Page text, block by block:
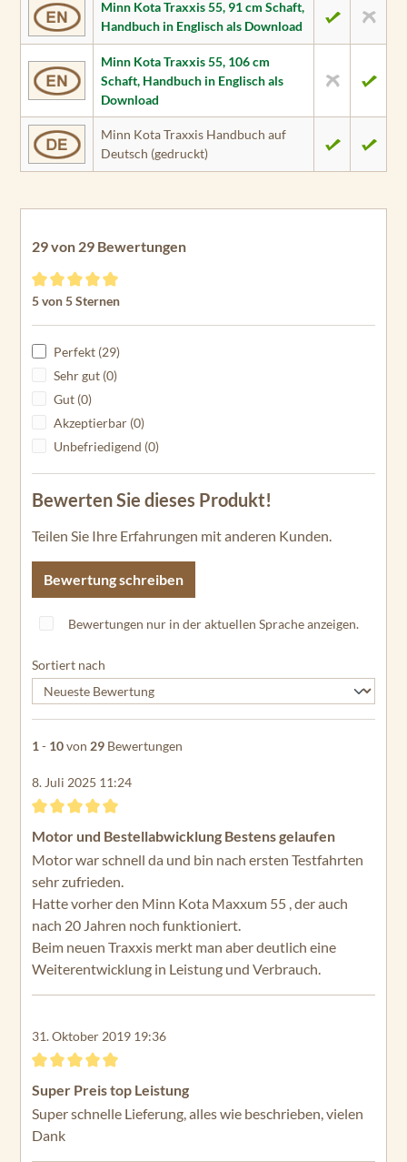
Minn Kota Traxxis 55, 91 cm Schaft,
Handbuch in Englisch als Download
Minn Kota Traxxis 55, 106 cm
Schaft, Handbuch in Englisch als
Download
Minn Kota Traxxis Handbuch auf
Deutsch (gedruckt)
29 von 29 Bewertungen
Durchschnittliche Bewertung von 5 von 5 Sternen
5 von 5 Sternen
Perfekt (29)
Sehr gut (0)
Gut (0)
Akzeptierbar (0)
Unbefriedigend (0)
Bewerten Sie dieses Produkt!
Teilen Sie Ihre Erfahrungen mit anderen Kunden.
Bewertung schreiben
Bewertungen nur in der aktuellen Sprache anzeigen.
Sortiert nach
1 - 10von 29 Bewertungen
8. Juli 2025 11:24
Bewertung mit 5 von 5 Sternen
Motor und Bestellabwicklung Bestens gelaufen
Motor war schnell da und bin nach ersten Testfahrten
sehr zufrieden.
Hatte vorher den Minn Kota Maxxum 55 , der auch
nach 20 Jahren noch funktioniert.
Beim neuen Traxxis merkt man aber deutlich eine
Weiterentwicklung in Leistung und Verbrauch.
31. Oktober 2019 19:36
Bewertung mit 5 von 5 Sternen
Super Preis top Leistung
Super schnelle Lieferung, alles wie beschrieben, vielen
Dank